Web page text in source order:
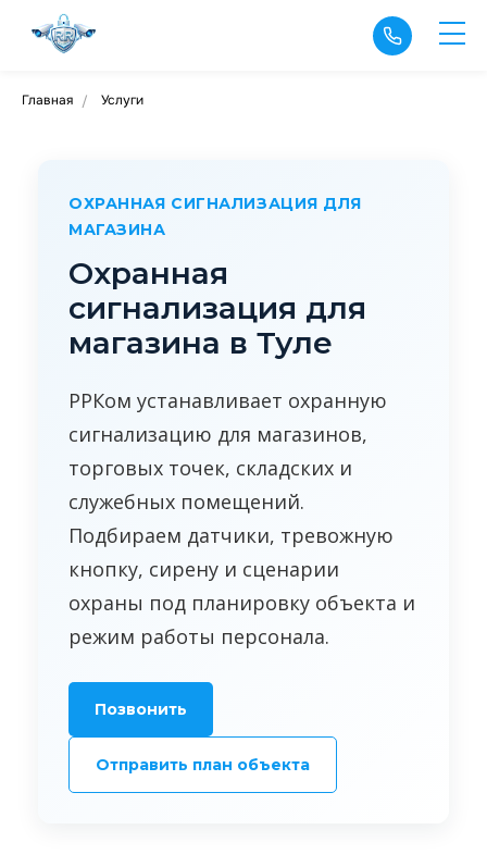
Главная / Услуги
ОХРАННАЯ СИГНАЛИЗАЦИЯ ДЛЯ
МАГАЗИНА
Охранная
сигнализация для
магазина в Туле
РРКом устанавливает охранную
сигнализацию для магазинов,
торговых точек, складских и
служебных помещений.
Подбираем датчики, тревожную
кнопку, сирену и сценарии
охраны под планировку объекта и
режим работы персонала.
Позвонить
Отправить план объекта